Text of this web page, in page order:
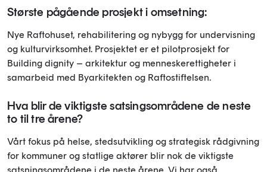
Største pågående prosjekt i omsetning:
Nye Raftohuset, rehabilitering og nybygg for undervisning
og kulturvirksomhet. Prosjektet er et pilotprosjekt for
Building dignity – arkitektur og menneskerettigheter i
samarbeid med Byarkitekten og Raftostiftelsen.
Hva blir de viktigste satsingsområdene de neste
to til tre årene?
Vårt fokus på helse, stedsutvikling og strategisk rådgivning
for kommuner og statlige aktører blir nok de viktigste